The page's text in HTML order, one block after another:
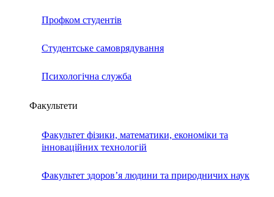
Профком студентів
Студентське самоврядування
Психологічна служба
Факультети
Факультет фізики, математики, економіки та
інноваційних технологій
Факультет здоров’я людини та природничих наук